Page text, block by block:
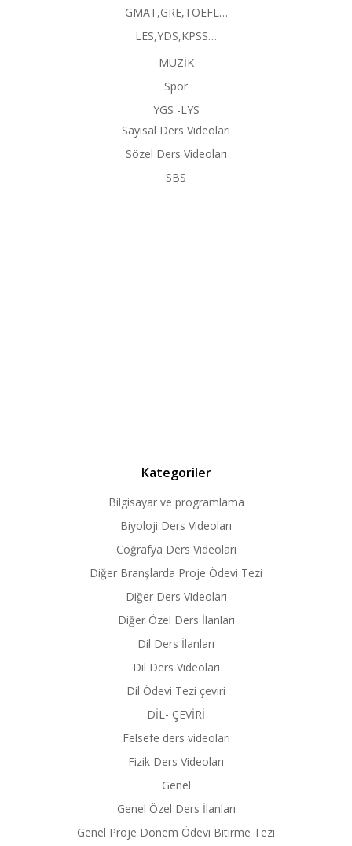
GMAT,GRE,TOEFL…
LES,YDS,KPSS…
MÜZİK
Spor
YGS -LYS
Sayısal Ders Videoları
Sözel Ders Videoları
SBS
Kategoriler
Bilgisayar ve programlama
Biyoloji Ders Videoları
Coğrafya Ders Videoları
Diğer Branşlarda Proje Ödevi Tezi
Diğer Ders Videoları
Diğer Özel Ders İlanları
Dil Ders İlanları
Dil Ders Videoları
Dil Ödevi Tezi çeviri
DİL- ÇEVİRİ
Felsefe ders videoları
Fizik Ders Videoları
Genel
Genel Özel Ders İlanları
Genel Proje Dönem Ödevi Bitirme Tezi